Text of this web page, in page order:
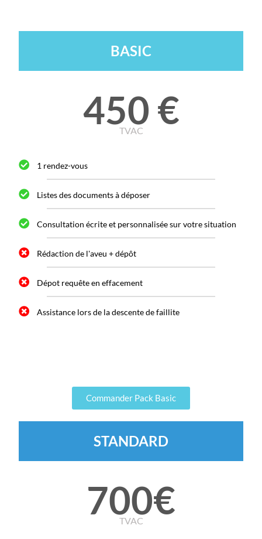
BASIC
450 €
TVAC
1 rendez-vous
Listes des documents à déposer
Consultation écrite et personnalisée sur votre situation
Rédaction de l'aveu + dépôt
Dépot requête en effacement
Assistance lors de la descente de faillite
Commander Pack Basic
STANDARD
700€
TVAC